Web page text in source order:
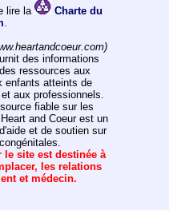
lire la
Charte du
.
des informations
ressources aux
enfants atteints de
aux professionnels.
fiable sur les
and Coeur est un
et de soutien sur
site est destinée à
les relations
et médecin.